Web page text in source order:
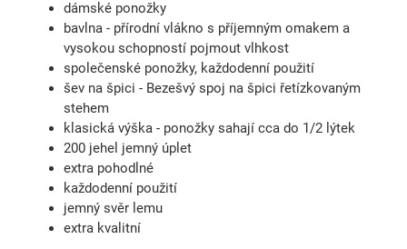
dámské ponožky
bavlna - přírodní vlákno s příjemným omakem a
vysokou schopností pojmout vlhkost
společenské ponožky, každodenní použití
šev na špici - Bezešvý spoj na špici řetízkovaným
stehem
klasická výška - ponožky sahají cca do 1/2 lýtek
200 jehel jemný úplet
extra pohodlné
každodenní použití
jemný svěr lemu
extra kvalitní